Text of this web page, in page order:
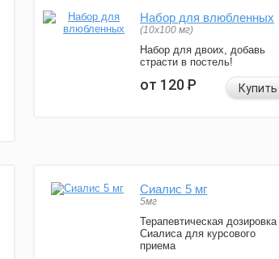
Набор для влюбленных
(10х100 мг)
Набор для двоих, добавь
страсти в постель!
от 120Р Купить
Сиалис 5 мг
5мг
Терапевтическая дозировка
Сиалиса для курсового
приема